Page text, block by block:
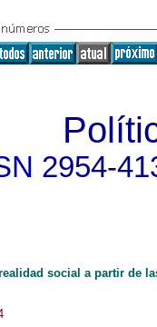
2954-
social a partir de